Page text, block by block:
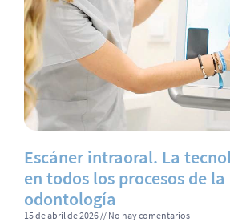
Escáner intraoral. La
en todos los procesos de la
odontología
15 de abril de 2026 No hay comentarios